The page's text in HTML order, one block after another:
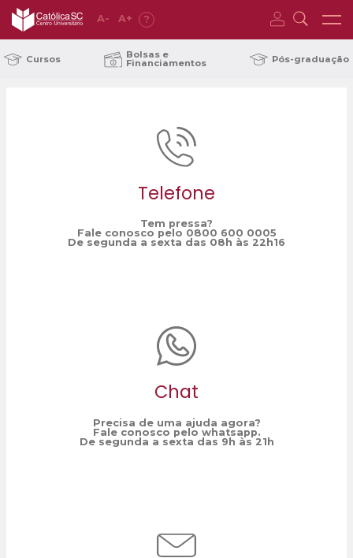
A- A+ ?
Cursos Bolsas e
Financiamentos Pós-graduação
Telefone
Tem pressa?
Fale conosco pelo 0800 600 0005
De segunda a sexta das 08h às 22h16
Chat
Precisa de uma ajuda agora?
Fale conosco pelo whatsapp.
De segunda a sexta das 9h às 21h